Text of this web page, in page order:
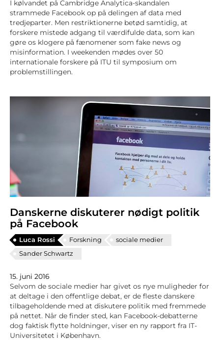
I kølvandet på Cambridge Analytica-skandalen
strammede Facebook op på delingen af data med
tredjeparter. Men restriktionerne betød samtidig, at
forskere mistede adgang til værdifulde data, som kan
gøre os klogere på fænomener som fake news og
misinformation. I weekenden mødes over 50
internationale forskere på ITU til symposium om
problemstillingen.
Danskerne diskuterer nødigt politik
på Facebook
Luca Rossi Forskning
sociale medier
Sander Schwartz
15. juni 2016
Selvom de sociale medier har givet os nye muligheder for
at deltage i den offentlige debat, er de fleste danskere
tilbageholdende med at diskutere politik med fremmede
på nettet. Når de finder sted, kan Facebook-debatterne
dog faktisk flytte holdninger, viser en ny rapport fra IT-
Universitetet i København.